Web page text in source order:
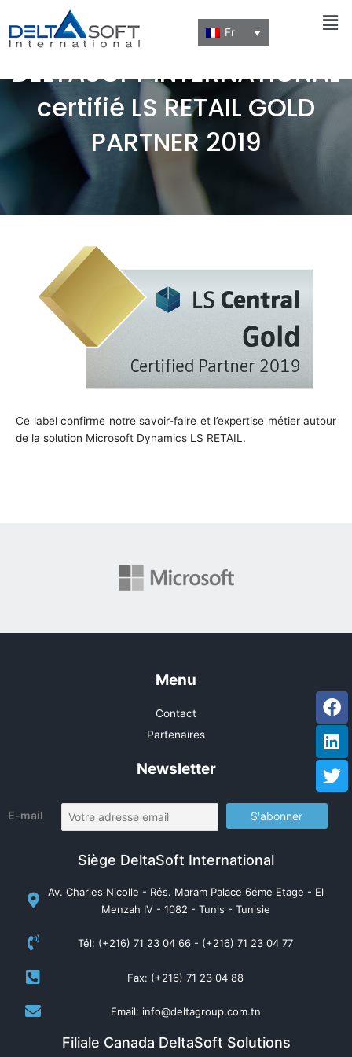
Fr
DELTASOFT INTERNATIONAL
certifié LS RETAIL GOLD
PARTNER 2019
Ce label confirme notre savoir-faire et l’expertise métier autour
de la solution Microsoft Dynamics LS RETAIL.
Menu
Contact
Partenaires
Newsletter
E-mail
Siège DeltaSoft International
Av. Charles Nicolle - Rés. Maram Palace 6éme Etage - El
Menzah IV - 1082 - Tunis - Tunisie
Tél: (+216) 71 23 04 66 - (+216) 71 23 04 77
Fax: (+216) 71 23 04 88
Email: info@deltagroup.com.tn
Filiale Canada DeltaSoft Solutions